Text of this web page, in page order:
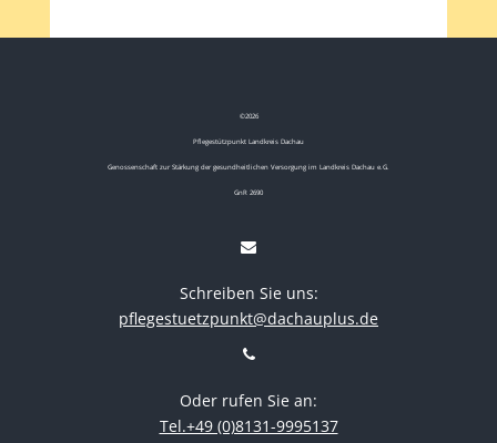
©2026
Pflegestützpunkt Landkreis Dachau
Genossenschaft zur Stärkung der gesundheitlichen Versorgung im Landkreis Dachau e.G.
GnR 2690
Schreiben Sie uns:
pflegestuetzpunkt@dachauplus.de
Oder rufen Sie an:
Tel.+49 (0)8131-9995137